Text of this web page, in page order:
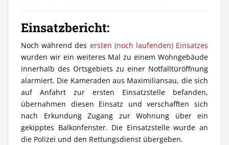
Einsatzbericht:
Noch während des ersten (noch laufenden) Einsatzes
wurden wir ein weiteres Mal zu einem Wohngebäude
innerhalb des Ortsgebiets zu einer Notfalltüröffnung
alarmiert. Die Kameraden aus Maximiliansau, die sich
auf Anfahrt zur ersten Einsatzstelle befanden,
übernahmen diesen Einsatz und verschafften sich
nach Erkundung Zugang zur Wohnung über ein
gekipptes Balkonfenster. Die Einsatzstelle wurde an
die Polizei und den Rettungsdienst übergeben.